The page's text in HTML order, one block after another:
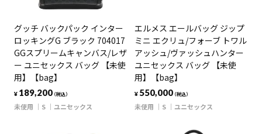
グッチ バックパック インター
ロッキングG ブラック 704017
GGスプリームキャンバス/レザ
ー ユニセックス バッグ 【未使
用】【bag】
¥ 189,200（税込）
未使用 S ユニセックス
エルメス エールバッグ ジップ
ミニ エクリュ/フォーブ トワル
アッシュ/ヴァッシュハンター
ユニセックス バッグ 【未使
用】【bag】
¥ 550,000（税込）
未使用 S ユニセックス